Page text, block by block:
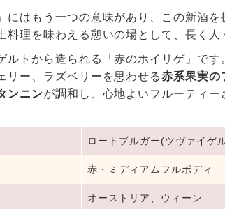
にはもう一つの意味があり、この新酒
料理を味わえる憩いの場として、長く人
ルトから造られる「赤のホイリゲ」で
リー、ラズベリーを思わせる赤系果実の
ンニンが調和し、心地よいフルーティ
ロートブルガー(ツヴァイゲ
赤・ミディアムフルボディ
オーストリア、ウィーン